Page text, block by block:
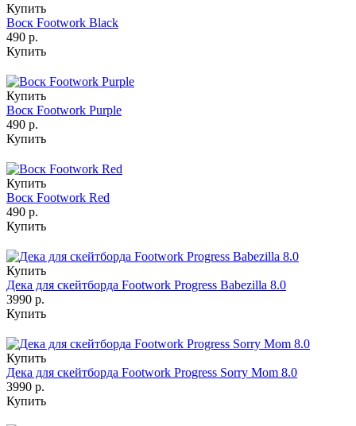
Купить
Воск Footwork Black
490 р.
Купить
Купить
Воск Footwork Purple
490 р.
Купить
Купить
Воск Footwork Red
490 р.
Купить
Купить
Дека для скейтборда Footwork Progress Babezilla 8.0
3990 р.
Купить
Купить
Дека для скейтборда Footwork Progress Sorry Mom 8.0
3990 р.
Купить